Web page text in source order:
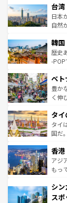
人々
ク、
って
はコ
リア
ク）
ど、
いる
ビン
い。
参照
台湾
日本
自然
ン）
と山
驚き
容に
照し
韓国
歴史
-
き、
でき
まで
リテ
覧を
ベト
豊か
く伸
急速
ーチ
醸し
とつ
ひ現
が旅
参照
タ
タイ
国だ
の活
帯で
いビ
激す
が待
香港
アジ
もっ
み、
てお
シ
スポ